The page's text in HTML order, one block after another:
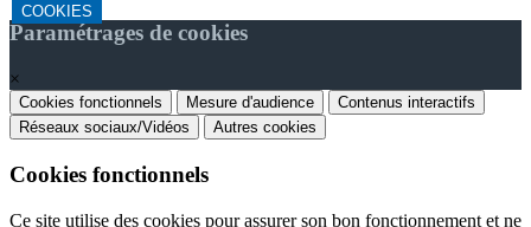
COOKIES
Paramétrages de cookies
×
Cookies fonctionnels Mesure d'audience
Contenus interactifs
Réseaux sociaux/Vidéos
Autres cookies
Cookies fonctionnels
Ce site utilise des cookies pour assurer son bon fonctionnement et ne